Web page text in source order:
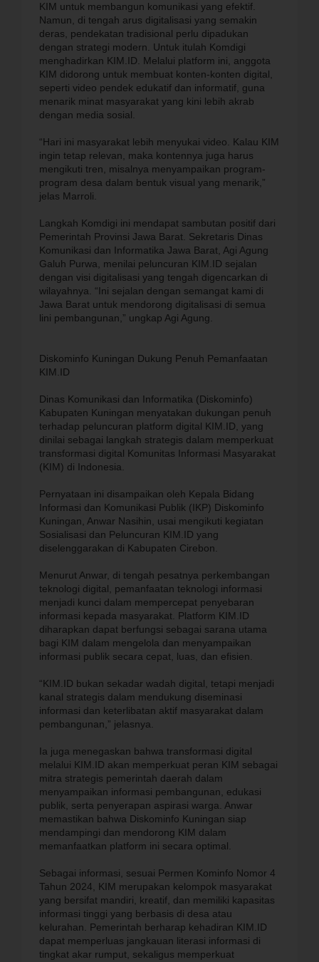
KIM untuk membangun komunikasi yang efektif.
Namun, di tengah arus digitalisasi yang semakin
deras, pendekatan tradisional perlu dipadukan
dengan strategi modern. Untuk itulah Komdigi
menghadirkan KIM.ID. Melalui platform ini, anggota
KIM didorong untuk membuat konten-konten digital,
seperti video pendek edukatif dan informatif, guna
menarik minat masyarakat yang kini lebih akrab
dengan media sosial.
“Hari ini masyarakat lebih menyukai video. Kalau KIM
ingin tetap relevan, maka kontennya juga harus
mengikuti tren, misalnya menyampaikan program-
program desa dalam bentuk visual yang menarik,”
jelas Marroli.
Langkah Komdigi ini mendapat sambutan positif dari
Pemerintah Provinsi Jawa Barat. Sekretaris Dinas
Komunikasi dan Informatika Jawa Barat, Agi Agung
Galuh Purwa, menilai peluncuran KIM.ID sejalan
dengan visi digitalisasi yang tengah digencarkan di
wilayahnya. “Ini sejalan dengan semangat kami di
Jawa Barat untuk mendorong digitalisasi di semua
lini pembangunan,” ungkap Agi Agung.
Diskominfo Kuningan Dukung Penuh Pemanfaatan
KIM.ID
Dinas Komunikasi dan Informatika (Diskominfo)
Kabupaten Kuningan menyatakan dukungan penuh
terhadap peluncuran platform digital KIM.ID, yang
dinilai sebagai langkah strategis dalam memperkuat
transformasi digital Komunitas Informasi Masyarakat
(KIM) di Indonesia.
Pernyataan ini disampaikan oleh Kepala Bidang
Informasi dan Komunikasi Publik (IKP) Diskominfo
Kuningan, Anwar Nasihin, usai mengikuti kegiatan
Sosialisasi dan Peluncuran KIM.ID yang
diselenggarakan di Kabupaten Cirebon.
Menurut Anwar, di tengah pesatnya perkembangan
teknologi digital, pemanfaatan teknologi informasi
menjadi kunci dalam mempercepat penyebaran
informasi kepada masyarakat. Platform KIM.ID
diharapkan dapat berfungsi sebagai sarana utama
bagi KIM dalam mengelola dan menyampaikan
informasi publik secara cepat, luas, dan efisien.
“KIM.ID bukan sekadar wadah digital, tetapi menjadi
kanal strategis dalam mendukung diseminasi
informasi dan keterlibatan aktif masyarakat dalam
pembangunan,” jelasnya.
Ia juga menegaskan bahwa transformasi digital
melalui KIM.ID akan memperkuat peran KIM sebagai
mitra strategis pemerintah daerah dalam
menyampaikan informasi pembangunan, edukasi
publik, serta penyerapan aspirasi warga. Anwar
memastikan bahwa Diskominfo Kuningan siap
mendampingi dan mendorong KIM dalam
memanfaatkan platform ini secara optimal.
Sebagai informasi, sesuai Permen Kominfo Nomor 4
Tahun 2024, KIM merupakan kelompok masyarakat
yang bersifat mandiri, kreatif, dan memiliki kapasitas
informasi tinggi yang berbasis di desa atau
kelurahan. Pemerintah berharap kehadiran KIM.ID
dapat memperluas jangkauan literasi informasi di
tingkat akar rumput, sekaligus memperkuat